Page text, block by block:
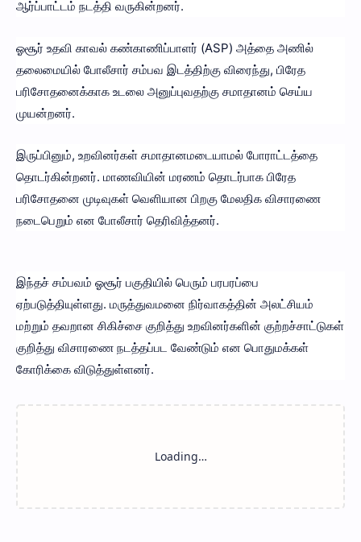
ஆர்ப்பாட்டம் நடத்தி வருகின்றனர்.
ஓசூர் உதவி காவல் கண்காணிப்பாளர் (ASP) அத்தை அணில்
தலைமையில் போலீசார் சம்பவ இடத்திற்கு விரைந்து, பிரேத
பரிசோதனைக்காக உடலை அனுப்புவதற்கு சமாதானம் செய்ய
முயன்றனர்.
இருப்பினும், உறவினர்கள் சமாதானமடையாமல் போராட்டத்தை
தொடர்கின்றனர். மாணவியின் மரணம் தொடர்பாக பிரேத
பரிசோதனை முடிவுகள் வெளியான பிறகு மேலதிக விசாரணை
நடைபெறும் என போலீசார் தெரிவித்தனர்.
இந்தச் சம்பவம் ஓசூர் பகுதியில் பெரும் பரபரப்பை
ஏற்படுத்தியுள்ளது. மருத்துவமனை நிர்வாகத்தின் அலட்சியம்
மற்றும் தவறான சிகிச்சை குறித்து உறவினர்களின் குற்றச்சாட்டுகள்
குறித்து விசாரணை நடத்தப்பட வேண்டும் என பொதுமக்கள்
கோரிக்கை விடுத்துள்ளனர்.